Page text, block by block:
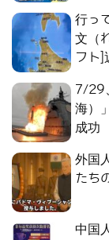
行っ
文（
フト]
7/29
海）
成功
外国
たち
中国